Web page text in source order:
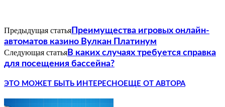
Предыдущая статья Преимущества игровых онлайн-
автоматов казино Вулкан Платинум
Следующая статьяВ каких случаях требуется справка
для посещения бассейна?
ЭТО МОЖЕТ БЫТЬ ИНТЕРЕСНО ЕЩЕ ОТ АВТОРА